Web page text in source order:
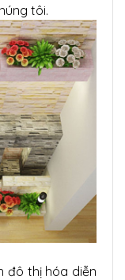
tôi.
đô thị hóa diễn